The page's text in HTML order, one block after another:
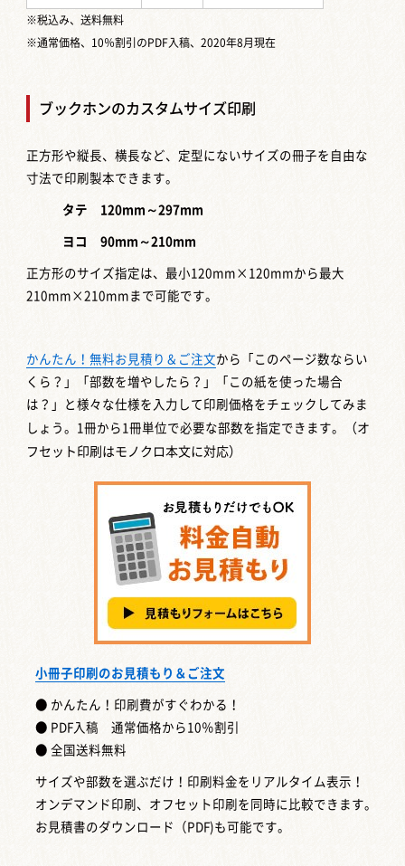
※税込み、送料無料
※通常価格、10％割引のPDF入稿、2020年8月現在
ブックホンのカスタムサイズ印刷
正方形や縦長、横長など、定型にないサイズの冊子を自由な
寸法で印刷製本できます。
タテ 120mm～297mm
ヨコ 90mm～210mm
正方形のサイズ指定は、最小120mm×120mmから最大
210mm×210mmまで可能です。
かんたん！無料お見積り＆ご注文から「このページ数ならい
くら？」「部数を増やしたら？」「この紙を使った場合
は？」と様々な仕様を入力して印刷価格をチェックしてみま
しょう。1冊から1冊単位で必要な部数を指定できます。
（オ
フセット印刷はモノクロ本文に対応）
小冊子印刷のお見積もり＆ご注文
● かんたん！印刷費がすぐわかる！
● PDF入稿 通常価格から10％割引
● 全国送料無料
サイズや部数を選ぶだけ！印刷料金をリアルタイム表示！
オンデマンド印刷、オフセット印刷を同時に比較できます。
お見積書のダウンロード（PDF)も可能です。